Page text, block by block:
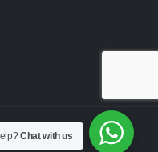
Chat with us